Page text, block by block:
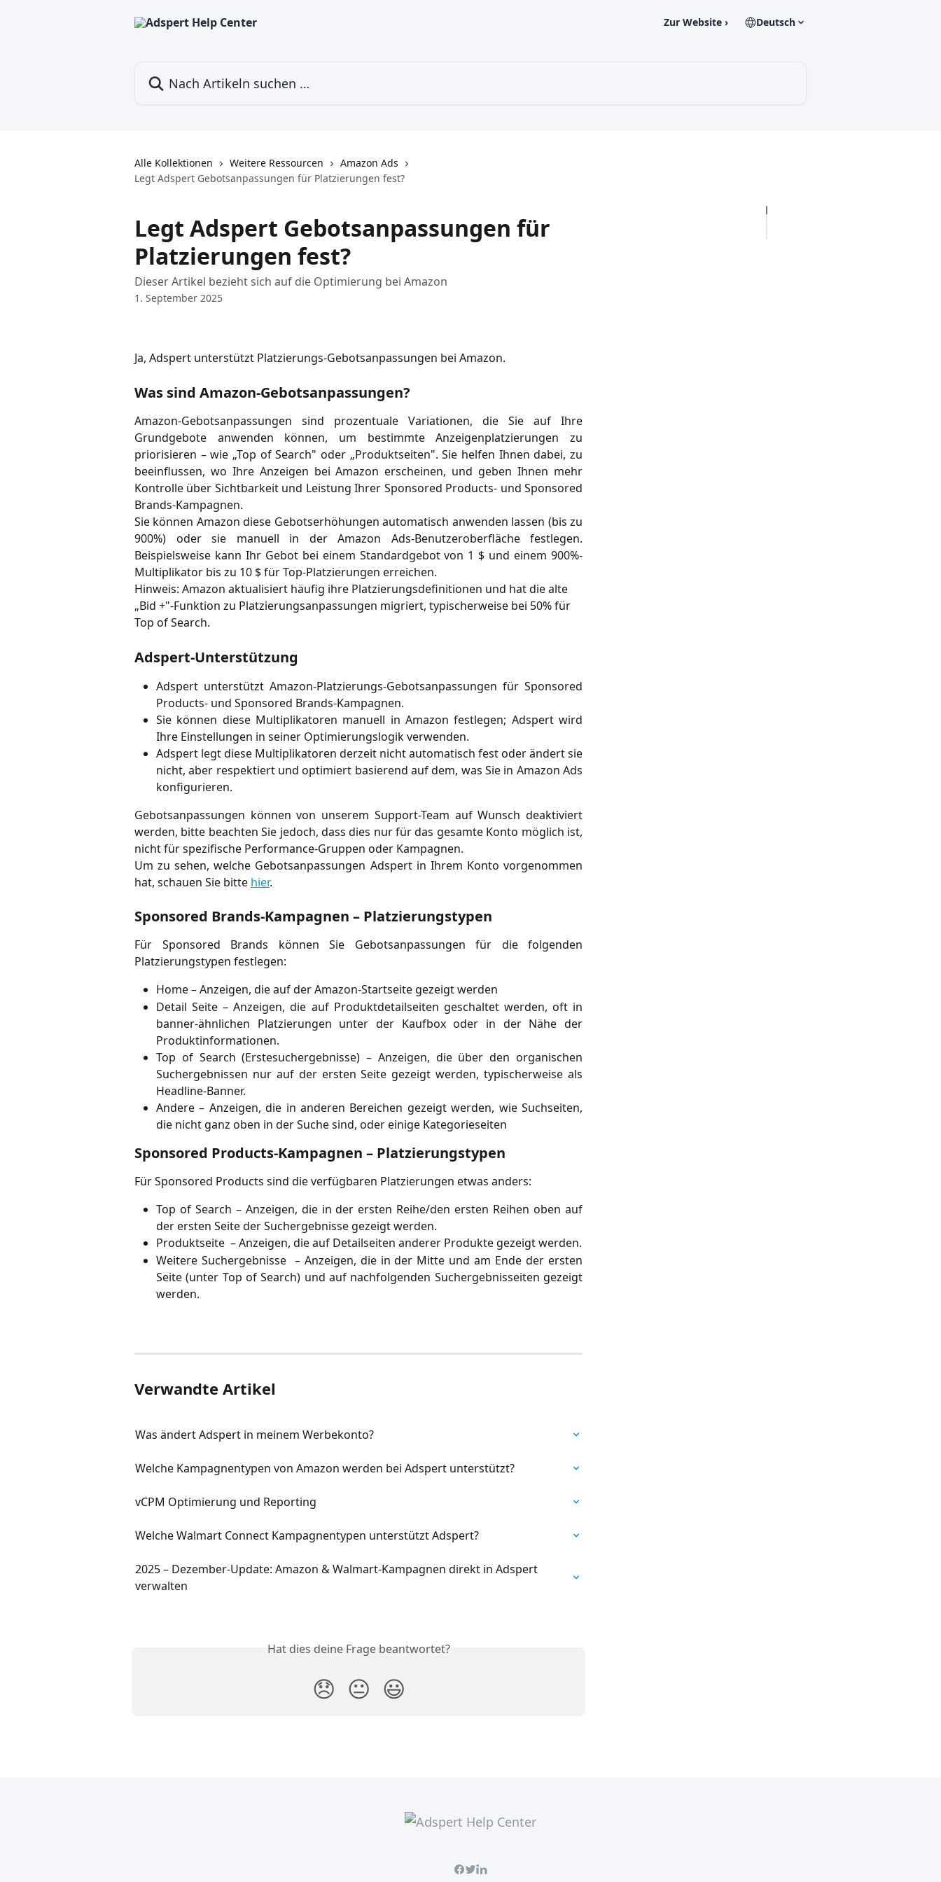
Zur Website › Deutsch
Alle Kollektionen Weitere Ressourcen
Amazon Ads
Legt Adspert Gebotsanpassungen für Platzierungen fest?
Legt Adspert Gebotsanpassungen für
Platzierungen fest?
Dieser Artikel bezieht sich auf die Optimierung bei Amazon
1. September 2025
Ja, Adspert unterstützt Platzierungs-Gebotsanpassungen bei Amazon.
Was sind Amazon-Gebotsanpassungen?
Amazon-Gebotsanpassungen sind prozentuale Variationen, die Sie auf Ihre
Grundgebote anwenden können, um bestimmte Anzeigenplatzierungen zu
priorisieren – wie „Top of Search" oder „Produktseiten". Sie helfen Ihnen dabei, zu
beeinflussen, wo Ihre Anzeigen bei Amazon erscheinen, und geben Ihnen mehr
Kontrolle über Sichtbarkeit und Leistung Ihrer Sponsored Products- und Sponsored
Brands-Kampagnen.
Sie können Amazon diese Gebotserhöhungen automatisch anwenden lassen (bis zu
900%) oder sie manuell in der Amazon Ads-Benutzeroberfläche festlegen.
Beispielsweise kann Ihr Gebot bei einem Standardgebot von 1 $ und einem 900%-
Multiplikator bis zu 10 $ für Top-Platzierungen erreichen.
Hinweis: Amazon aktualisiert häufig ihre Platzierungsdefinitionen und hat die alte
„Bid +"-Funktion zu Platzierungsanpassungen migriert, typischerweise bei 50% für
Top of Search.
Adspert-Unterstützung
Adspert unterstützt Amazon-Platzierungs-Gebotsanpassungen für Sponsored
Products- und Sponsored Brands-Kampagnen.
Sie können diese Multiplikatoren manuell in Amazon festlegen; Adspert wird
Ihre Einstellungen in seiner Optimierungslogik verwenden.
Adspert legt diese Multiplikatoren derzeit nicht automatisch fest oder ändert sie
nicht, aber respektiert und optimiert basierend auf dem, was Sie in Amazon Ads
konfigurieren.
Gebotsanpassungen können von unserem Support-Team auf Wunsch deaktiviert
werden, bitte beachten Sie jedoch, dass dies nur für das gesamte Konto möglich ist,
nicht für spezifische Performance-Gruppen oder Kampagnen.
Um zu sehen, welche Gebotsanpassungen Adspert in Ihrem Konto vorgenommen
hat, schauen Sie bitte hier.
Sponsored Brands-Kampagnen – Platzierungstypen
Für Sponsored Brands können Sie Gebotsanpassungen für die folgenden
Platzierungstypen festlegen:
Home – Anzeigen, die auf der Amazon-Startseite gezeigt werden
Detail Seite – Anzeigen, die auf Produktdetailseiten geschaltet werden, oft in
banner-ähnlichen Platzierungen unter der Kaufbox oder in der Nähe der
Produktinformationen.
Top of Search (Erstesuchergebnisse) – Anzeigen, die über den organischen
Suchergebnissen nur auf der ersten Seite gezeigt werden, typischerweise als
Headline-Banner.
Andere – Anzeigen, die in anderen Bereichen gezeigt werden, wie Suchseiten,
die nicht ganz oben in der Suche sind, oder einige Kategorieseiten
Sponsored Products-Kampagnen – Platzierungstypen
Für Sponsored Products sind die verfügbaren Platzierungen etwas anders:
Top of Search – Anzeigen, die in der ersten Reihe/den ersten Reihen oben auf
der ersten Seite der Suchergebnisse gezeigt werden.
Produktseite – Anzeigen, die auf Detailseiten anderer Produkte gezeigt werden.
Weitere Suchergebnisse – Anzeigen, die in der Mitte und am Ende der ersten
Seite (unter Top of Search) und auf nachfolgenden Suchergebnisseiten gezeigt
werden.
Verwandte Artikel
Was ändert Adspert in meinem Werbekonto?
Welche Kampagnentypen von Amazon werden bei Adspert unterstützt?
vCPM Optimierung und Reporting
Welche Walmart Connect Kampagnentypen unterstützt Adspert?
2025 – Dezember-Update: Amazon & Walmart-Kampagnen direkt in Adspert
verwalten
Hat dies deine Frage beantwortet?
😞 😐 😃